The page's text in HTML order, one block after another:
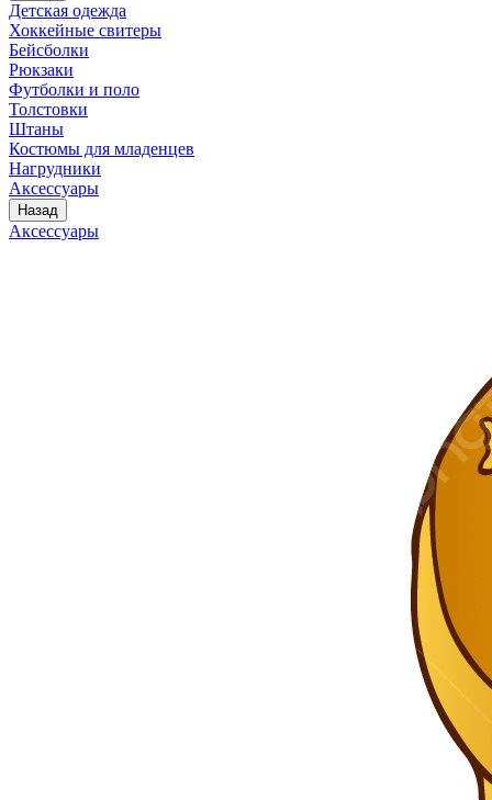
Детская одежда
Хоккейные свитеры
Бейсболки
Рюкзаки
Футболки и поло
Толстовки
Штаны
Костюмы для младенцев
Нагрудники
Аксессуары
Назад
Аксессуары